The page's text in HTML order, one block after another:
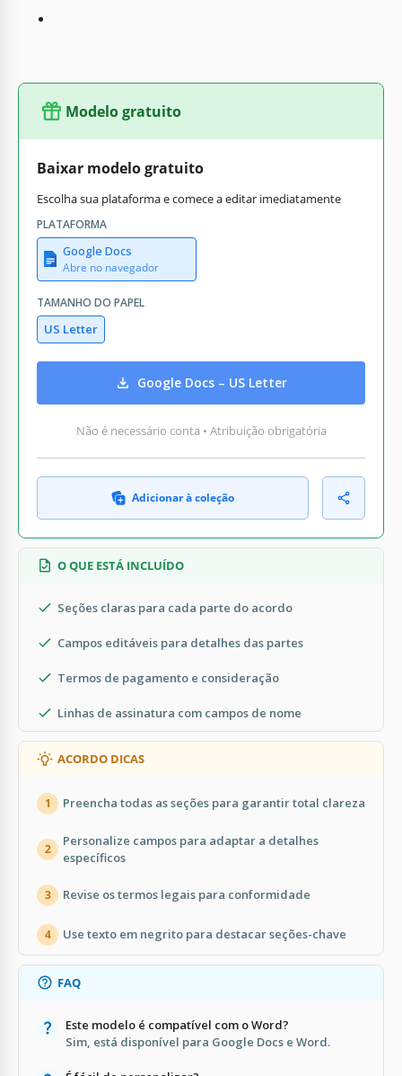
Modelo gratuito
Baixar modelo gratuito
Escolha sua plataforma e comece a editar imediatamente
PLATAFORMA
Google Docs
Abre no navegador
TAMANHO DO PAPEL
US Letter
Google Docs – US Letter
Não é necessário conta • Atribuição obrigatória
Adicionar à coleção
O QUE ESTÁ INCLUÍDO
Seções claras para cada parte do acordo
Campos editáveis para detalhes das partes
Termos de pagamento e consideração
Linhas de assinatura com campos de nome
ACORDO DICAS
1 Preencha todas as seções para garantir total clareza
2
Personalize campos para adaptar a detalhes
específicos
3 Revise os termos legais para conformidade
4 Use texto em negrito para destacar seções-chave
FAQ
Este modelo é compatível com o Word?
Sim, está disponível para Google Docs e Word.